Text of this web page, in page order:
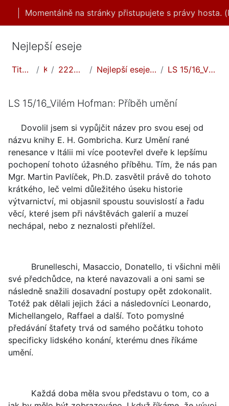
Přejít k hlavnímu obsahu
Momentálně na stránky přistupujete s právy hosta. (
Nejlepší eseje
Titulní stránka Kurzy 2223LS/nejlepší eseje Nejlepší eseje - Umění rané renesance v Itálii LS 15/16_Vilém Hofman: Příběh umění
LS 15/16_Vilém Hofman: Příběh umění
Dovolil jsem si vypůjčit název pro svou esej od
názvu knihy E. H. Gombricha. Kurz Umění rané
renesance v Itálii mi více pootevřel dveře k lepšímu
pochopení tohoto úžasného příběhu. Tím, že nás pan
Mgr. Martin Pavlíček, Ph.D. zasvětil právě do tohoto
krátkého, leč velmi důležitého úseku historie
výtvarnictví, mi objasnil spoustu souvislostí a řadu
věcí, které jsem při návštěvách galerií a muzeí
nechápal, nebo z neznalosti přehlížel.
Brunelleschi, Masaccio, Donatello, ti všichni měli
své předchůdce, na které navazovali a oni sami se
následně snažili dosavadní postupy opět zdokonalit.
Totéž pak dělali jejich žáci a následovníci Leonardo,
Michellangelo, Raffael a další. Toto pomyslné
předávání štafety trvá od samého počátku tohoto
specificky lidského konání, kterému dnes říkáme
umění.
Každá doba měla svou představu o tom, co a